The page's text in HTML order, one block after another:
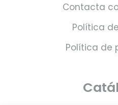
Contacta
Política
Política de